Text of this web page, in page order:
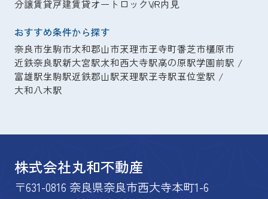
分譲賃貸戸建賃貸オートロックVR内見
おすすめ条件から探す
奈良市生駒市大和郡山市天理市王寺町香芝市橿原市
近鉄奈良駅新大宮駅大和西大寺駅高の原駅学園前駅
富雄駅生駒駅近鉄郡山駅天理駅王寺駅五位堂駅
大和八木駅
株式会社丸和不動産
〒631-0816 奈良県奈良市西大寺本町1-6